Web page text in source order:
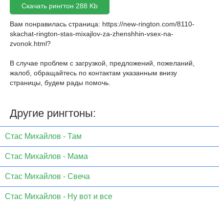
Скачать рингтон 288 Kb
Вам понравилась страница: https://new-rington.com/8110-
skachat-rington-stas-mixajlov-za-zhenshhin-vsex-na-
zvonok.html?
В случае проблем с загрузкой, предложений, пожеланий,
жалоб, обращайтесь по контактам указанным внизу
страницы, будем рады помочь.
Другие рингтоны:
Стас Михайлов - Там
Стас Михайлов - Мама
Стас Михайлов - Свеча
Стас Михайлов - Ну вот и все